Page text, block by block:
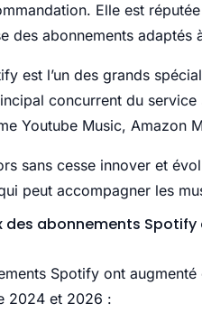
Elle est
des abonnements adaptés
est l’un des grands
concurrent du
Youtube Music, Amazon
sans cesse innover et
peut accompagner les
des abonnements Spotify
Spotify ont
2024 et 2026 :